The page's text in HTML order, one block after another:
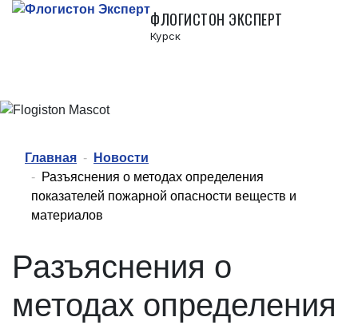
ФЛОГИСТОН ЭКСПЕРТ
Курск
Главная
Новости
Разъяснения о методах определения
показателей пожарной опасности веществ и
материалов
Разъяснения о
методах определения